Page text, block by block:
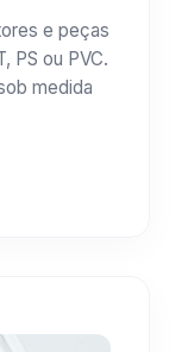
e peças
PS ou PVC.
medida